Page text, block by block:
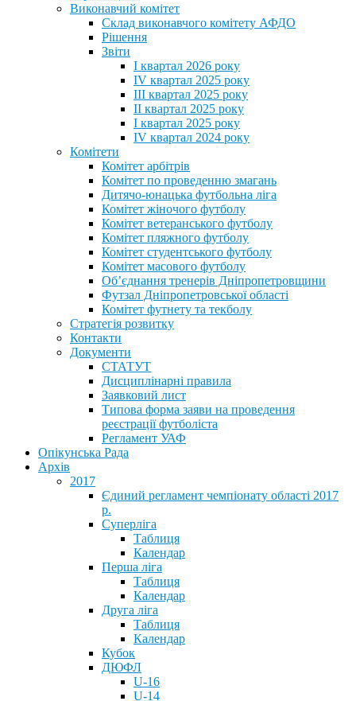
Виконавчий комітет
Склад виконавчого комітету АФДО
Рішення
Звіти
I квартал 2026 року
IV квартал 2025 року
III квартал 2025 року
II квартал 2025 року
I квартал 2025 року
IV квартал 2024 року
Комітети
Комітет арбітрів
Комітет по проведенню змагань
Дитячо-юнацька футбольна ліга
Комітет жіночого футболу
Комітет ветеранського футболу
Комітет пляжного футболу
Комітет студентського футболу
Комітет масового футболу
Обʼєднання тренерів Дніпропетровщини
Футзал Дніпропетровської області
Комітет футнету та текболу
Стратегія розвитку
Контакти
Документи
СТАТУТ
Дисциплінарні правила
Заявковий лист
Типова форма заяви на проведення
реєстрації футболіста
Регламент УАФ
Опікунська Рада
Архів
2017
Єдиний регламент чемпіонату області 2017
р.
Суперліга
Таблиця
Календар
Перша ліга
Таблиця
Календар
Друга ліга
Таблиця
Календар
Кубок
ДЮФЛ
U-16
U-14